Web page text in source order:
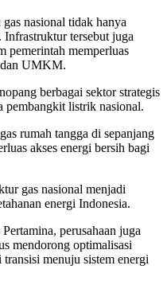
nasional tidak hanya
tersebut juga
pemerintah memperluas
dan UMKM.
berbagai sektor strategis
pembangkit listrik nasional.
rumah tangga di sepanjang
akses energi bersih bagi
gas nasional menjadi
energi Indonesia.
perusahaan juga
mendorong optimalisasi
menuju sistem energi